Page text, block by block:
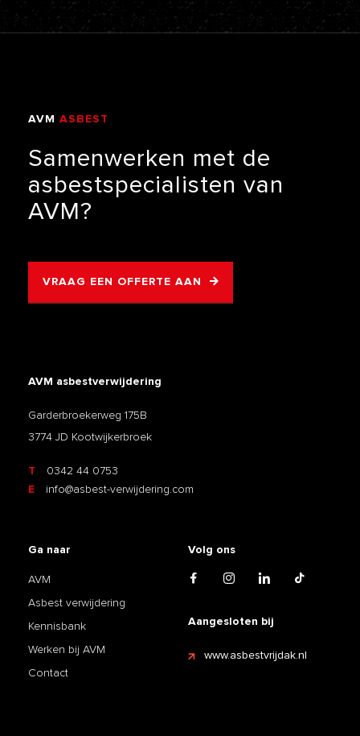
AVM ASBEST
Samenwerken met de
asbestspecialisten van
AVM?
VRAAG EEN OFFERTE AAN
AVM asbestverwijdering
Garderbroekerweg 175B
3774 JD Kootwijkerbroek
T
0342 44 0753
E
info@asbest-verwijdering.com
Ga naar
AVM
Asbest verwijdering
Kennisbank
Werken bij AVM
Contact
Volg ons
Aangesloten bij
www.asbestvrijdak.nl